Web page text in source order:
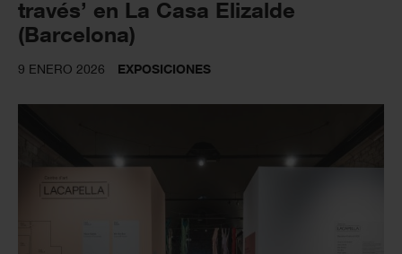
través’ en La Casa Elizalde
(Barcelona)
9 ENERO 2026 EXPOSICIONES